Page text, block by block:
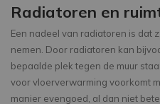
Radiatoren en
Een nadeel van radiatoren is dat
nemen. Door radiatoren kan
bepaalde plek tegen de muur
voor vloerverwarming voorkomt
manier evengoed, al dan niet